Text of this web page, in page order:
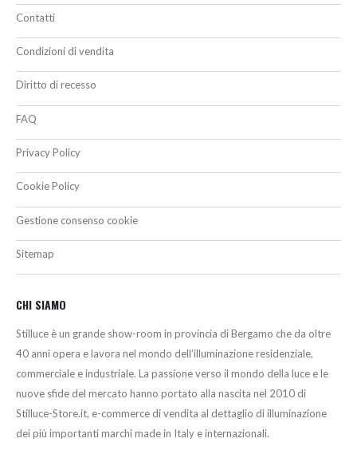
Contatti
Condizioni di vendita
Diritto di recesso
FAQ
Privacy Policy
Cookie Policy
Gestione consenso cookie
Sitemap
CHI SIAMO
Stilluce è un grande show-room in provincia di Bergamo che da oltre
40 anni opera e lavora nel mondo dell’illuminazione residenziale,
commerciale e industriale. La passione verso il mondo della luce e le
nuove sfide del mercato hanno portato alla nascita nel 2010 di
Stilluce-Store.it, e-commerce di vendita al dettaglio di illuminazione
dei più importanti marchi made in Italy e internazionali.